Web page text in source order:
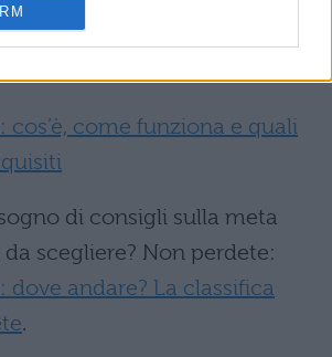
partire? Se vi servono altre
cos’è, come funziona e quali
di consigli sulla meta
da scegliere? Non perdete:
dove andare? La classifica
.